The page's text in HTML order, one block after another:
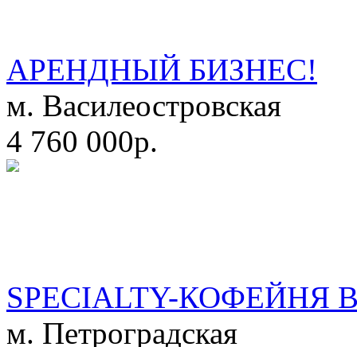
АРЕНДНЫЙ БИЗНЕС!
м. Василеостровская
4 760 000р.
SPECIALTY-
м. Петроградская